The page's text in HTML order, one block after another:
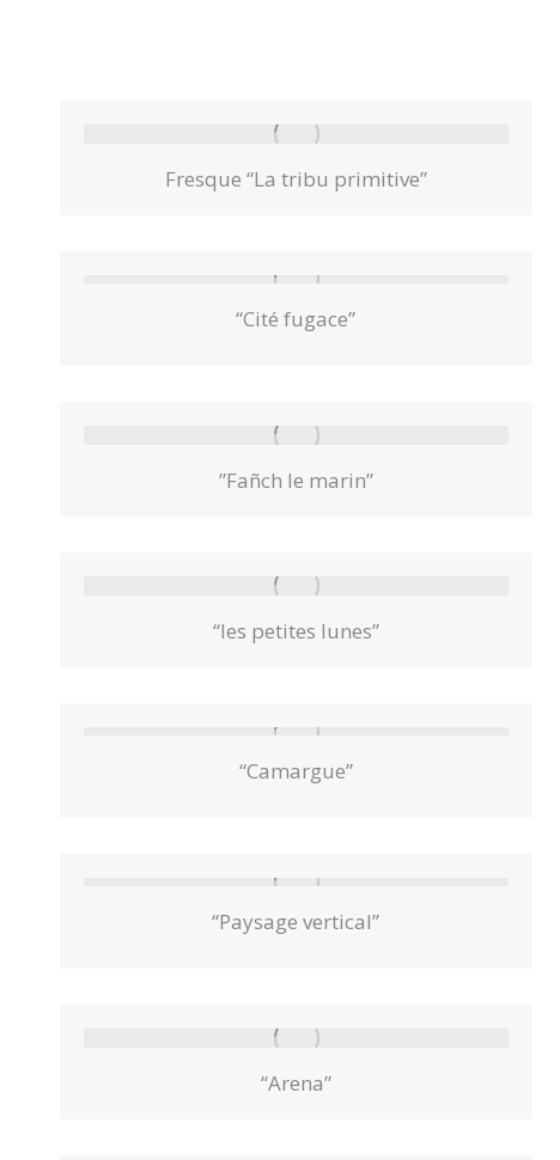
Fresque “La tribu primitive”
“Cité fugace”
”Fañch le marin”
“les petites lunes”
“Camargue”
“Paysage vertical”
“Arena”